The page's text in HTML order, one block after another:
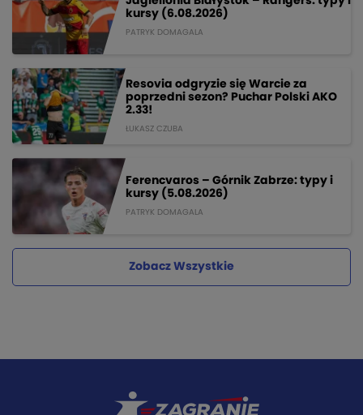
kursy (6.08.2026)
PATRYK DOMAGALA
Resovia odgryzie się Warcie za
poprzedni sezon? Puchar Polski AKO
2.33!
ŁUKASZ CZUBA
Ferencvaros – Górnik Zabrze: typy i
kursy (5.08.2026)
PATRYK DOMAGALA
Zobacz Wszystkie